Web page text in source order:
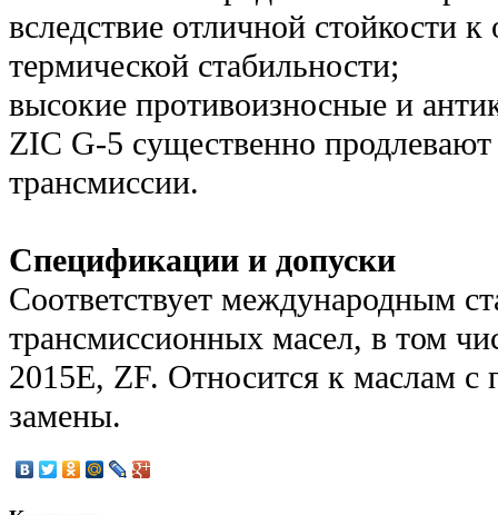
вследствие отличной стойкости
термической стабильности;
высокие противоизносные и
ZIC G-5 существенно
трансмиссии.
Спецификации и допуски
Соответствует международным
трансмиссионных масел, в том
2015E, ZF. Относится к маслам с
замены.